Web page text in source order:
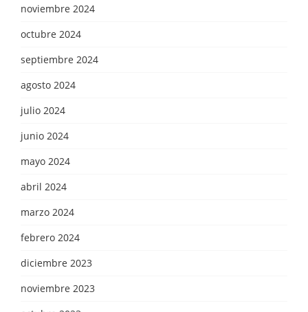
noviembre 2024
octubre 2024
septiembre 2024
agosto 2024
julio 2024
junio 2024
mayo 2024
abril 2024
marzo 2024
febrero 2024
diciembre 2023
noviembre 2023